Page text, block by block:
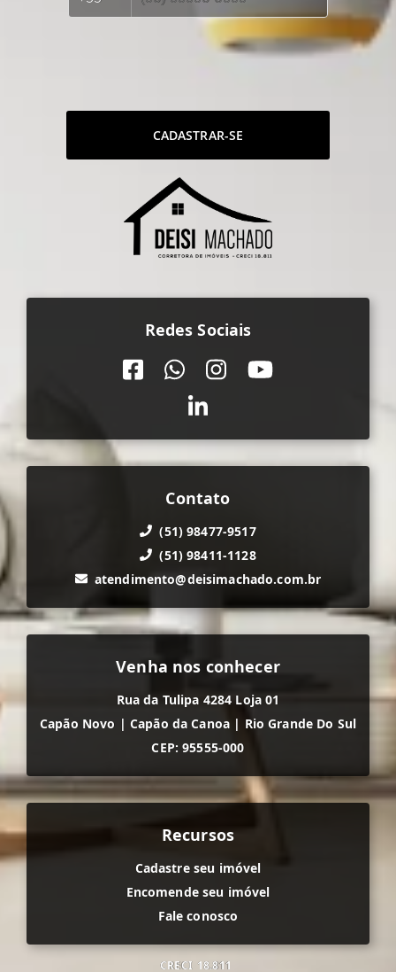
CADASTRAR-SE
Redes Sociais
Contato
(51) 98477-9517
(51) 98411-1128
atendimento@deisimachado.com.br
Venha nos conhecer
Rua da Tulipa 4284 Loja 01
Capão Novo | Capão da Canoa | Rio Grande Do Sul
CEP: 95555-000
Recursos
Cadastre seu imóvel
Encomende seu imóvel
Fale conosco
CRECI 18.811